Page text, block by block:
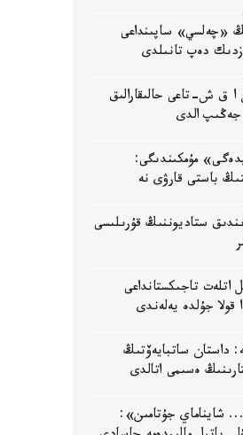
«چەلسي» ساپىنداعى
دەپ تانىلدى
ا ق ش-تاعى حالىقارالىق
مۇمكىندىگى:
باستى قارۋى نە
مىڭ ورىندىق ستاديوننىڭ قۇرىلىسى
اتلەت تاجىكستانداعى
قولا جۇلدە يەلەندى
داستان ساتبايەۆتىڭ
ەسىمى اتالدى
شايناماي جۇتامىن»: